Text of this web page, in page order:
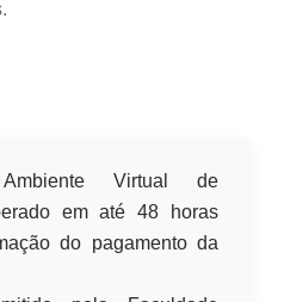
Virtual de
em até 48 horas
do pagamento da